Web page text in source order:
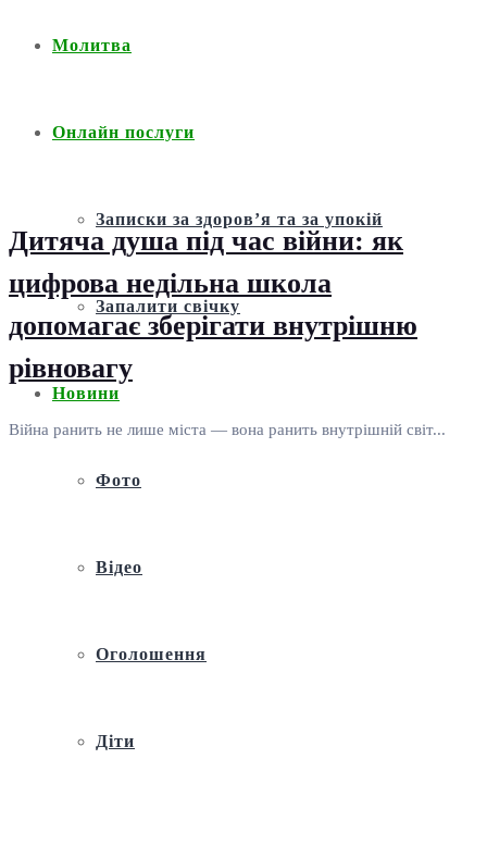
Молитва
Онлайн послуги
Записки за здоров’я та за упокій
Запалити свічку
Новини
Фото
Відео
Оголошення
Діти
Дитяча душа під час війни: як
цифрова недільна школа
допомагає зберігати внутрішню
рівновагу
Війна ранить не лише міста — вона ранить внутрішній світ...